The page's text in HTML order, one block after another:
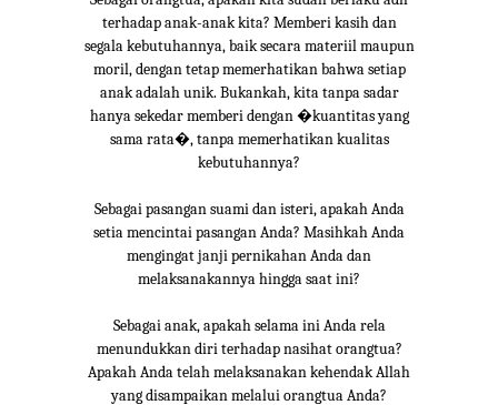
terhadap anak-anak kita? Memberi kasih dan
segala kebutuhannya, baik secara materiil maupun
moril, dengan tetap memerhatikan bahwa setiap
anak adalah unik. Bukankah, kita tanpa sadar
hanya sekedar memberi dengan �kuantitas yang
sama rata�, tanpa memerhatikan kualitas
kebutuhannya?
Sebagai pasangan suami dan isteri, apakah Anda
setia mencintai pasangan Anda? Masihkah Anda
mengingat janji pernikahan Anda dan
melaksanakannya hingga saat ini?
Sebagai anak, apakah selama ini Anda rela
menundukkan diri terhadap nasihat orangtua?
Apakah Anda telah melaksanakan kehendak Allah
yang disampaikan melalui orangtua Anda?